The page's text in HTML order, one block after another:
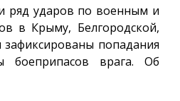
ряд ударов по военным и
в Крыму, Белгородской,
зафиксированы попадания
врага. Об